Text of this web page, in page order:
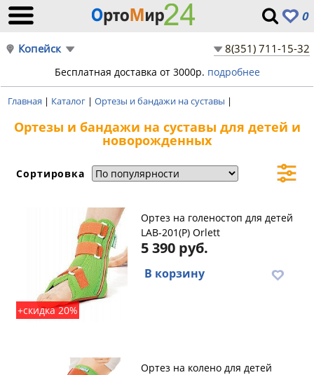
0
Копейск 8(351) 711-15-32
Бесплатная доставка от 3000р. подробнее
Главная | Каталог | Ортезы и бандажи на суставы |
Ортезы и бандажи на суставы для детей и
новорожденных
Сортировка
+скидка 20%
Ортез на голеностоп для детей
LAB-201(P) Orlett
5 390 руб.
В корзину
Ортез на колено для детей